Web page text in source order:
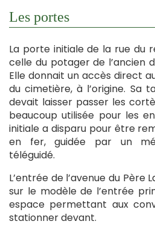
Les portes
La porte initiale de la rue du
celle du potager de l’ancien
Elle donnait un accès direct
du cimetière, à l’origine. Sa
devait laisser passer les
beaucoup utilisée pour les
initiale a disparu pour être
en fer, guidée par un
téléguidé.
L’entrée de l’avenue du Père
sur le modèle de l’entrée
espace permettant aux
stationner devant.